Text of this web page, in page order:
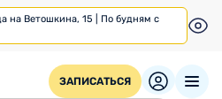
на Ветошкина, 15 | По будням с
ЗАПИСАТЬСЯ